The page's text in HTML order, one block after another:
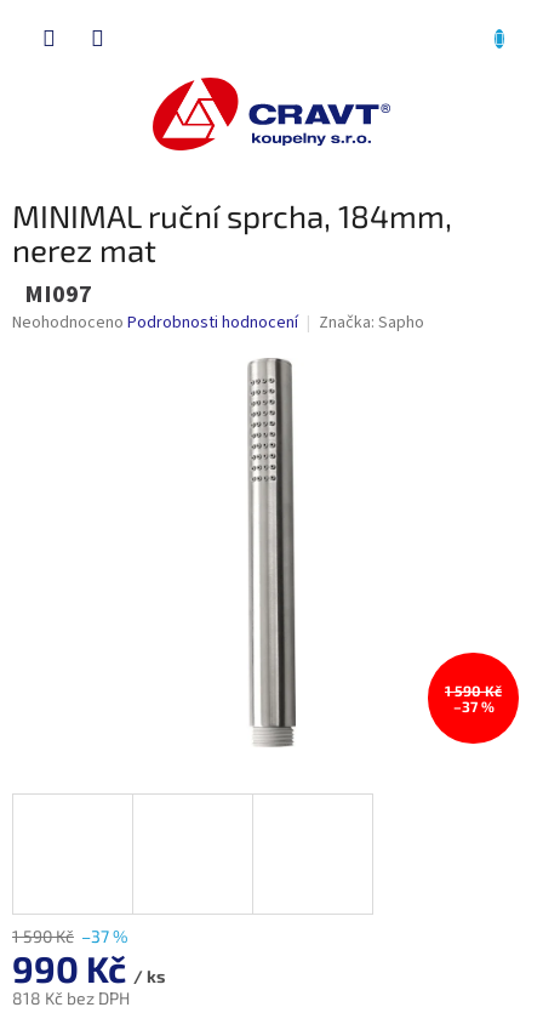
MINIMAL ruční sprcha, 184mm,
nerez mat
MI097
Průměrné
Neohodnoceno Podrobnosti hodnocení Značka: Sapho
1 590 Kč
–37 %
1 590 Kč –37 %
990 Kč / ks
818 Kč bez DPH